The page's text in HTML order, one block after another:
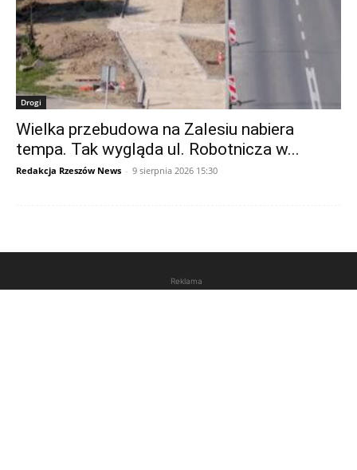
Drogi
Wielka przebudowa na Zalesiu nabiera
tempa. Tak wygląda ul. Robotnicza w...
Redakcja Rzeszów News - 9 sierpnia 2026 15:30
Reklama